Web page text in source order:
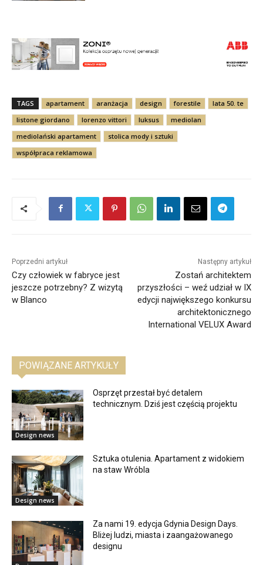
TAGS apartament aranżacja design forestile
lata 50. te
listone giordano
lorenzo vittori luksus
mediolan
mediolański apartament
stolica mody i sztuki
współpraca reklamowa
Poprzedni artykuł
Czy człowiek w fabryce jest
jeszcze potrzebny? Z wizytą
w Blanco
Następny artykuł
Zostań architektem
przyszłości – weź udział w IX
edycji największego konkursu
architektonicznego
International VELUX Award
POWIĄZANE ARTYKUŁY
Design news
Osprzęt przestał być detalem
technicznym. Dziś jest częścią projektu
Design news
Sztuka otulenia. Apartament z widokiem
na staw Wróbla
Za nami 19. edycja Gdynia Design Days.
Bliżej ludzi, miasta i zaangażowanego
designu